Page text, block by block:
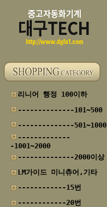
리니어 행정 100이하
--------------101~500
--------------501~1000
-------------
-1001~2000
--------------2000이상
LM가이드 미니츄어,기타
------------15번
------------20번